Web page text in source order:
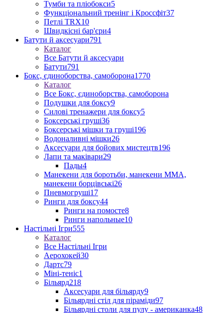
Тумби та пліобокси5
Функціональний тренінг і Кроссфіт37
Петлі TRX10
Швидкісні бар'єри4
Батути й аксесуари791
Каталог
Все Батути й аксесуари
Батути791
Бокс, єдиноборства, самоборона1770
Каталог
Все Бокс, єдиноборства, самоборона
Подушки для боксу9
Силові тренажери для боксу5
Боксерські груші36
Боксерські мішки та груші196
Водоналивні мішки26
Аксесуари для бойових мистецтв196
Лапи та маківари29
Пады4
Манекени для боротьби, манекени ММА,
манекени борцівські26
Пневмогруші17
Ринги для боксу44
Ринги на помосте8
Ринги напольные10
Настільні Ігри555
Каталог
Все Настільні Ігри
Аерохокей30
Дартс79
Міні-теніс1
Більярд218
Аксесуари для більярду9
Більярдні стіл для піраміди97
Більярдні столи для пулу - американка48